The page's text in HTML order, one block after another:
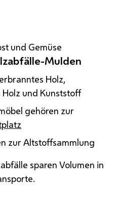
und Gemüse
Mulden
Holz,
und Kunststoff
gehören zur
zur Altstoffsammlung
sparen Volumen in